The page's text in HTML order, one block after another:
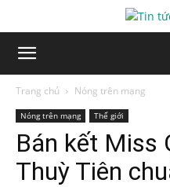
Trang chủ Nóng trên mạng
Nóng trên mạng Thế giới
Bán kết Miss
Thuỳ Tiên